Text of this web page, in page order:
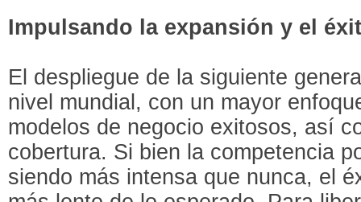
Impulsando la expansión y el
El despliegue de la siguiente
nivel mundial, con un mayor
modelos de negocio exitosos, así
cobertura. Si bien la competencia
siendo más intensa que nunca, el